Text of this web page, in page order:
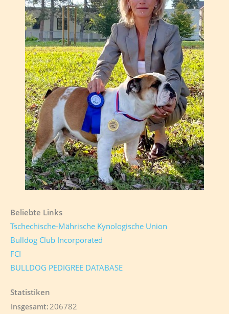
Beliebte Links
Tschechische-Mährische Kynologische Union
Bulldog Club Incorporated
FCI
BULLDOG PEDIGREE DATABASE
Statistiken
Insgesamt: 206782